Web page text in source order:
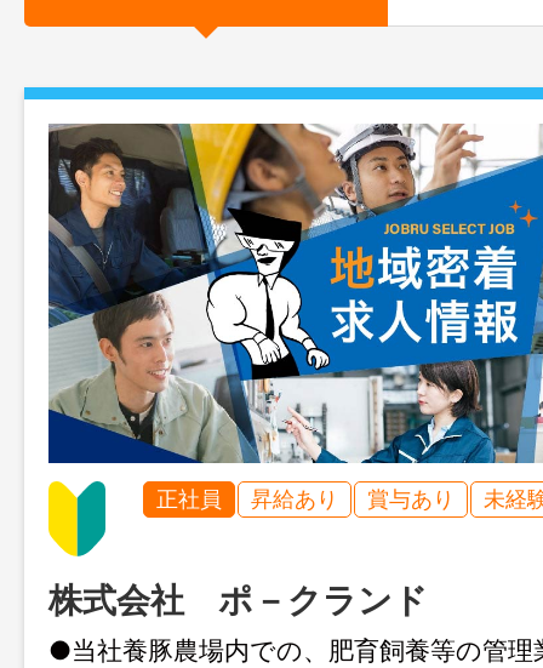
正社員 昇給あり 賞与あり 未経
株式会社 ポ－クランド
●当社養豚農場内での、肥育飼養等の